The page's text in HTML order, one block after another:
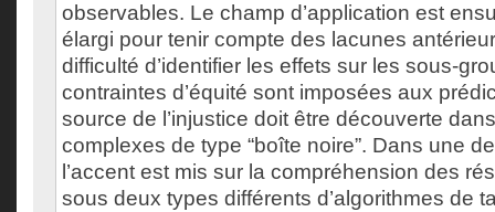
observables. Le champ d’application est
élargi pour tenir compte des lacunes
difficulté d’identifier les effets sur les sous-
contraintes d’équité sont imposées aux
source de l’injustice doit être découverte
complexes de type “boîte noire”. Dans une
l’accent est mis sur la compréhension des
sous deux types différents d’algorithmes de